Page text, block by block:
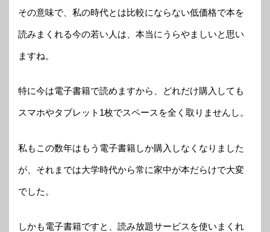
その意味で、私の時代とは比較にならない低価格で本を
読みまくれる今の若い人は、本当にうらやましいと思い
ますね。
特に今は電子書籍で読めますから、どれだけ購入しても
スマホやタブレット1枚でスペースを全く取りませんし。
私もこの数年はもう電子書籍しか購入しなくなりました
が、それまでは大学時代から常に家中が本だらけで大変
でした。
しかも電子書籍ですと、読み放題サービスを使いまくれ